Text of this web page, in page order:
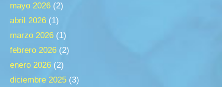
mayo 2026 (2)
abril 2026 (1)
marzo 2026 (1)
febrero 2026 (2)
enero 2026 (2)
diciembre 2025 (3)